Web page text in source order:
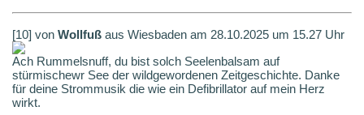
[10] von Wollfuß aus Wiesbaden am 28.10.2025 um 15.27 Uhr
Ach Rummelsnuff, du bist solch Seelenbalsam auf
stürmischewr See der wildgewordenen Zeitgeschichte. Danke
für deine Strommusik die wie ein Defibrillator auf mein Herz
wirkt.